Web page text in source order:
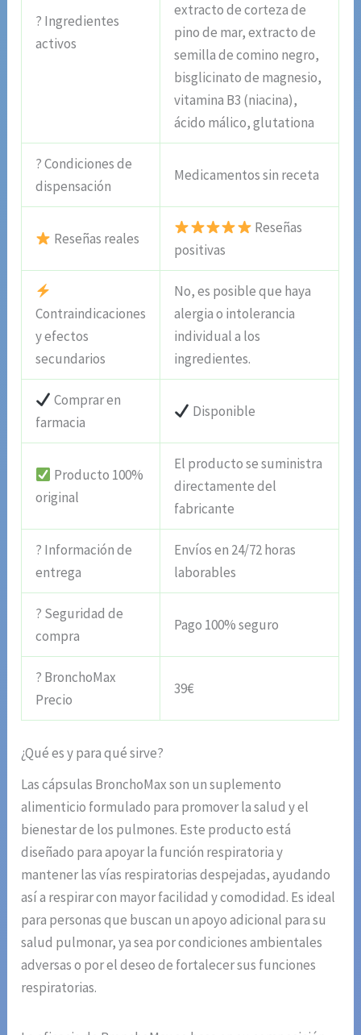
? Ingredientes
activos
extracto de corteza de
pino de mar, extracto de
semilla de comino negro,
bisglicinato de magnesio,
vitamina B3 (niacina),
ácido málico, glutationa
? Condiciones de
dispensación
Medicamentos sin receta
Reseñas reales
Reseñas
positivas
Contraindicaciones
y efectos
secundarios
No, es posible que haya
alergia o intolerancia
individual a los
ingredientes.
Comprar en
farmacia
Disponible
Producto 100%
original
El producto se suministra
directamente del
fabricante
? Información de
entrega
Envíos en 24/72 horas
laborables
? Seguridad de
compra
Pago 100% seguro
? BronchoMax
Precio
39€
¿Qué es y para qué sirve?
Las cápsulas BronchoMax son un suplemento
alimenticio formulado para promover la salud y el
bienestar de los pulmones. Este producto está
diseñado para apoyar la función respiratoria y
mantener las vías respiratorias despejadas, ayudando
así a respirar con mayor facilidad y comodidad. Es ideal
para personas que buscan un apoyo adicional para su
salud pulmonar, ya sea por condiciones ambientales
adversas o por el deseo de fortalecer sus funciones
respiratorias.